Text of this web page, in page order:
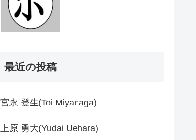
最近の投稿
宮永 登生(Toi Miyanaga)
上原 勇大(Yudai Uehara)